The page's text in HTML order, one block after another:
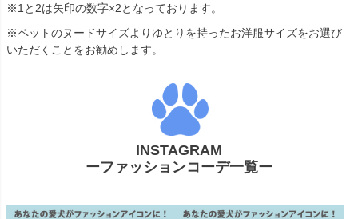
※1と2は矢印の数字×2となっております。
※ペットのヌードサイズよりゆとりを持ったお洋服サイズをお選び
いただくことをお勧めします。
INSTAGRAM
ーファッションコーデ一覧ー